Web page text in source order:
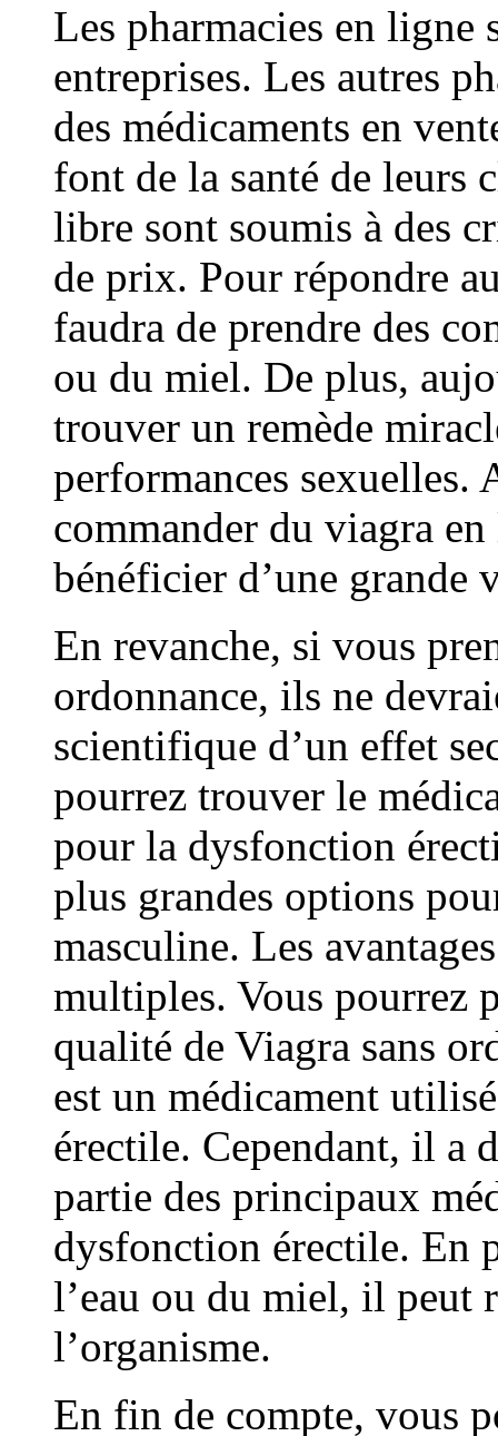
Les pharmacies en ligne
entreprises. Les autres
des médicaments en
font de la santé de leurs
libre sont soumis à des
de prix. Pour répondre
faudra de prendre des
ou du miel. De plus,
trouver un remède
performances sexuelles.
commander du viagra
bénéficier d’une grande
En revanche, si vous
ordonnance, ils ne
scientifique d’un effet
pourrez trouver le
pour la dysfonction
plus grandes options
masculine. Les
multiples. Vous pourrez
qualité de Viagra sans
est un médicament
érectile. Cependant, il a
partie des principaux
dysfonction érectile. En
l’eau ou du miel, il peut
l’organisme.
En fin de compte, vous